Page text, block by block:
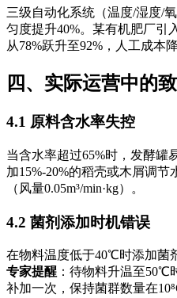
三级自动化系统（温度/湿度/
匀度提升40%。某有机肥厂引
从78%跃升至92%，人工成本降
四、实际运营中的
4.1 原料含水率失控
当含水率超过65%时，发酵罐
加15%-20%的稻壳或木屑调
（风量0.05m³/min·kg）。
4.2 菌剂添加时机错误
在物料温度低于40℃时添加菌
专家提醒 ：待物料升温至50℃
补加一次，保持菌群数量在